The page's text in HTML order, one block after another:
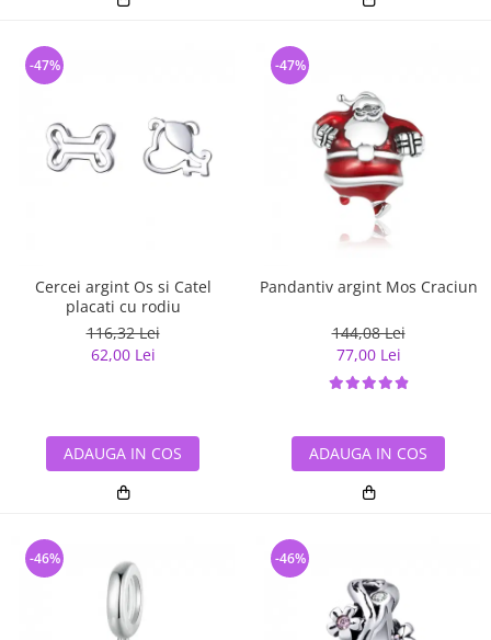
Cercei argint Os si Catel
placati cu rodiu
116,32 Lei
62,00 Lei
-47%
ADAUGA IN COS
Pandantiv argint Mos Craciun
144,08 Lei
77,00 Lei
-47%
ADAUGA IN COS
-46% -46%